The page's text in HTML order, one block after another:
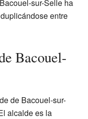
sur-Selle ha
entre
Bacouel-
de Bacouel-sur-
alcalde es la